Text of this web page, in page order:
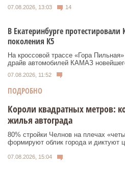
07.08.2026, 13:03 14
В Екатеринбурге
поколения К5
На кроссовой трассе «Гора
драйв автомобилей КАМАЗ
07.08.2026, 11:52
ПОДРОБНО
Короли квадратных метров:
жилья автограда
80% стройки Челнов на плечах
формируют облик города и диктуют
07.08.2026, 15:04